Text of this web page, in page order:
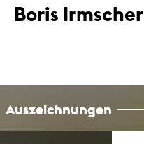
Boris Irmscher
Auszeichnungen